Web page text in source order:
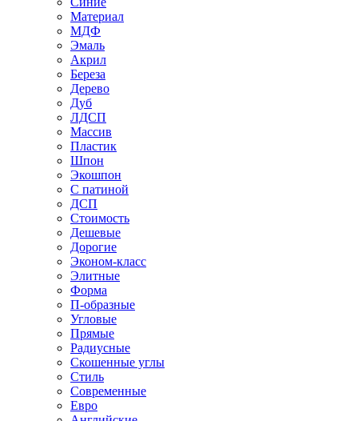
Материал
МДФ
Эмаль
Акрил
Береза
Дерево
Дуб
ЛДСП
Массив
Пластик
Шпон
Экошпон
С патиной
ДСП
Стоимость
Дешевые
Дорогие
Эконом-класс
Элитные
Форма
П-образные
Угловые
Прямые
Радиусные
Скошенные углы
Стиль
Современные
Евро